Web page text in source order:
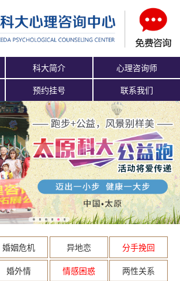
科大简介
心理咨询师
预约挂号 联系我们
婚姻危机 异地恋
分手挽回
婚外情
情感困惑 两性关系